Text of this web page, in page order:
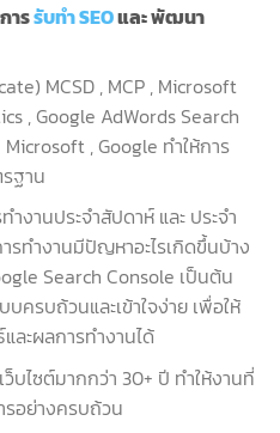
ารรับทำ SEOและ พัฒนา
MCSD , MCP , Microsoft
, Google AdWords Search
, Google ทำให้การ
ฐาน
งานประจำสัปดาห์ และ ประจำ
รทำงานมีปัญหาอะไรเกิดขึ้นบ้าง
Search Console เป็นต้น
ครบถ้วนและเข้าใจง่าย เพื่อให้
ะผลการทำงานได้
ไซต์มากกว่า 30+ ปี ทำให้งานที่
อย่างครบถ้วน